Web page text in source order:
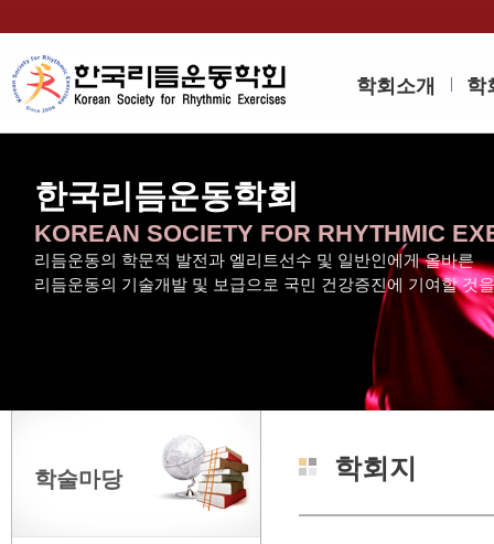
학회소개 학
한국리듬운동학회
KOREAN SOCIETY FOR RHYTHMIC
리듬운동의 학문적 발전과 엘리트선수 및 일반인에게 올바른
리듬운동의 기술개발 및 보급으로 국민 건강증진에 기여할 것
학술마당 학회지